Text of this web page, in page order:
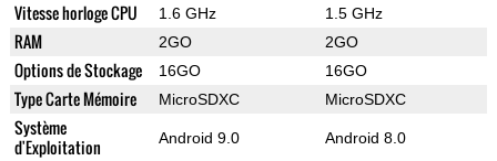
Vitesse horloge CPU 1.6 GHz 1.5 GHz
RAM 2GO 2GO
Options de Stockage 16GO 16GO
Type Carte Mémoire MicroSDXC MicroSDXC
Système
d'Exploitation
Android 9.0 Android 8.0